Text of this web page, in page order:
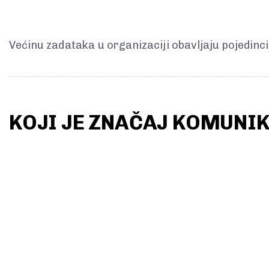
Većinu zadataka u organizaciji obavljaju
KOJI JE ZNAČAJ